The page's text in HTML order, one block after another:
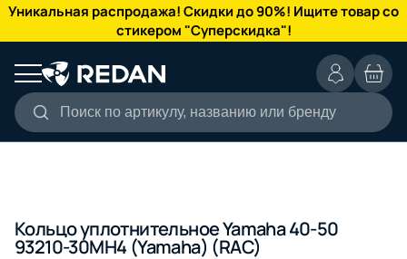
Уникальная распродажа! Скидки до 90%! Ищите товар со
стикером "Суперскидка"!
Поиск по артикулу, названию или бренду
КАТАЛОГ
Кольцо уплотнительное Yamaha 40-50
93210-30MH4 (Yamaha) (RAC)